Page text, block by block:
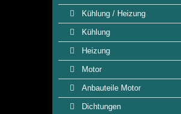
Kühlung / Heizung
Kühlung
Heizung
Motor
Anbauteile Motor
Dichtungen